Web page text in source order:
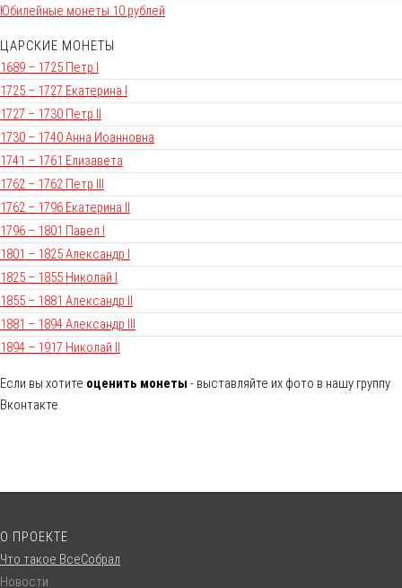
Юбилейные монеты 10 рублей
ЦАРСКИЕ МОНЕТЫ
1689 – 1725 Петр I
1725 – 1727 Екатерина I
1727 – 1730 Петр II
1730 – 1740 Анна Иоанновна
1741 – 1761 Елизавета
1762 – 1762 Петр III
1762 – 1796 Екатерина II
1796 – 1801 Павел I
1801 – 1825 Александр I
1825 – 1855 Николай I
1855 – 1881 Александр II
1881 – 1894 Александр III
1894 – 1917 Николай II
Если вы хотите оценить монеты - выставляйте их фото в нашу группу
Вконтакте.
О ПРОЕКТЕ
Что такое ВсеСобрал
Новости